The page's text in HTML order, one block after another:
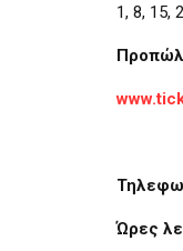
1, 8, 15,
Ώρες